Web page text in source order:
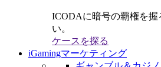
ICODAに暗号の覇権を握
い。
ケースを探る
iGamingマーケティング